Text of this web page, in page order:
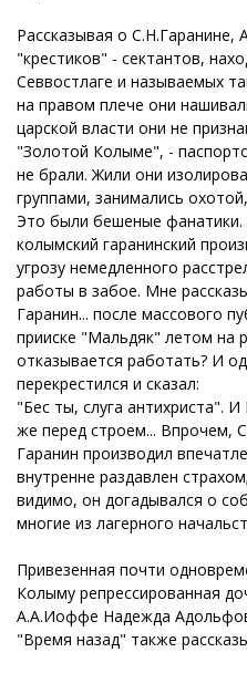
Рассказывая о С.Н.Гаранине,
"крестиков" - сектантов,
Севвостлаге и называемых
на правом плече они
царской власти они не
"Золотой Колыме", -
не брали. Жили они
группами, занимались
Это были бешеные фанатики.
колымский гаранинский
угрозу немедленного
работы в забое. Мне
Гаранин... после массового
прииске "Мальдяк" летом на
отказывается работать? И
перекрестился и сказал:
"Бес ты, слуга антихриста". И
же перед строем... Впрочем,
Гаранин производил
внутренне раздавлен страхом;
видимо, он догадывался о
многие из лагерного
Привезенная почти
Колыму репрессированная
А.А.Иоффе Надежда
"Время назад" также